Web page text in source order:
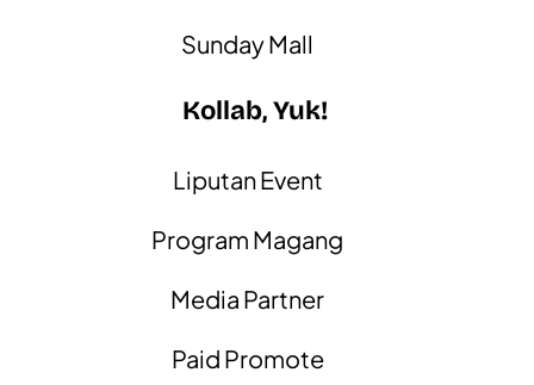
Sunday Mall
Kollab, Yuk!
Liputan Event
Program Magang
Media Partner
Paid Promote